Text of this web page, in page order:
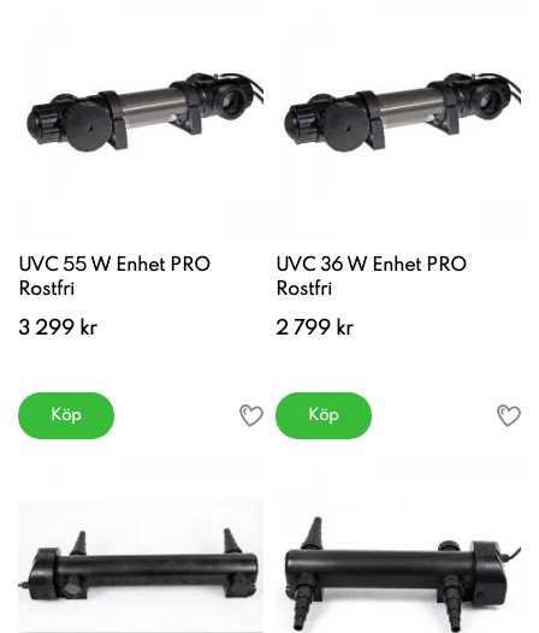
UVC 55 W Enhet PRO
Rostfri
3 299 kr
Köp
UVC 36 W Enhet PRO
Rostfri
2 799 kr
Köp